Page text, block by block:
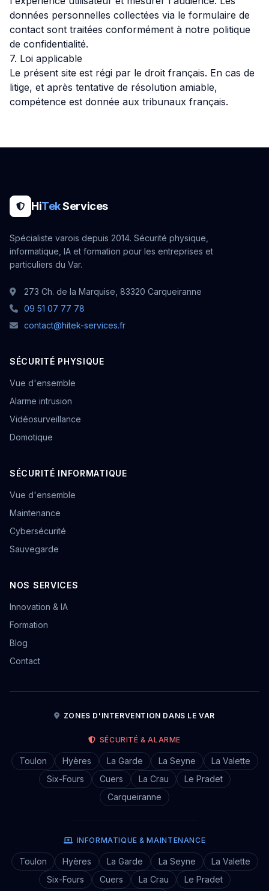
données personnelles collectées via le formulaire de
contact sont traitées conformément à notre politique
de confidentialité.
7. Loi applicable
Le présent site est régi par le droit français. En cas de
litige, et après tentative de résolution amiable,
compétence est donnée aux tribunaux français.
HiTekServices
Spécialiste varois depuis 2014. Sécurité physique,
informatique, IA et formation pour les entreprises et
particuliers du Var.
273 Ch. de la Marquise, 83320 Carqueiranne
09 51 07 77 78
contact@hitek-services.fr
SÉCURITÉ PHYSIQUE
Vue d'ensemble
Alarme intrusion
Vidéosurveillance
Domotique
SÉCURITÉ INFORMATIQUE
Vue d'ensemble
Maintenance
Cybersécurité
Sauvegarde
NOS SERVICES
Innovation & IA
Formation
Blog
Contact
ZONES D'INTERVENTION DANS LE VAR
SÉCURITÉ & ALARME
Toulon Hyères La Garde La Seyne
La Valette
Six-Fours
Cuers La Crau
Le Pradet
Carqueiranne
INFORMATIQUE & MAINTENANCE
Toulon Hyères La Garde La Seyne
La Valette
Six-Fours
Cuers La Crau Le Pradet